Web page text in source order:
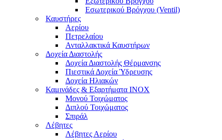
Εσωτερικού Βρόγχου (Ventil)
Καυστήρες
Αερίου
Πετρελαίου
Ανταλλακτικά Καυστήρων
Δοχεία Διαστολής
Δοχεία Διαστολής Θέρμανσης
Πιεστικά Δοχεία Ύδρευσης
Δοχεία Ηλιακών
Καμινάδες & Εξαρτήματα ΙΝΟΧ
Μονού Τοιχώματος
Διπλού Τοιχώματος
Σπιράλ
Λέβητες
Λέβητες Αερίου